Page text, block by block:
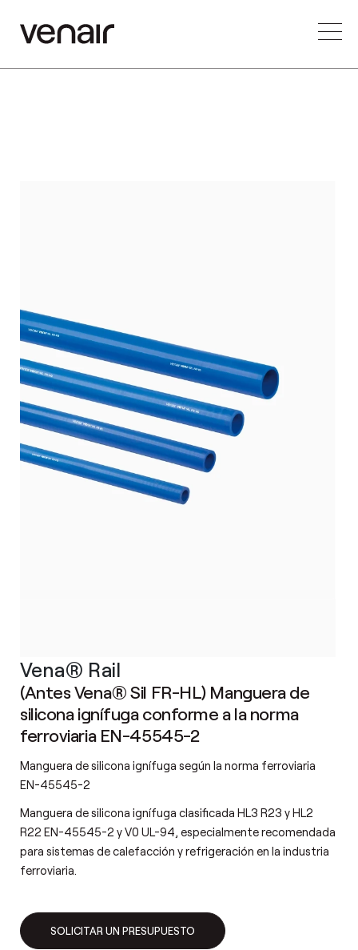
Vena® Rail
(Antes Vena® Sil FR-HL) Manguera de
silicona ignífuga conforme a la norma
ferroviaria EN-45545-2
Manguera de silicona ignífuga según la norma ferroviaria
EN-45545-2
Manguera de silicona ignífuga clasificada HL3 R23 y HL2
R22 EN-45545-2 y V0 UL-94, especialmente recomendada
para sistemas de calefacción y refrigeración en la industria
ferroviaria.
SOLICITAR UN PRESUPUESTO